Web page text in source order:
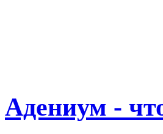
Адениум -